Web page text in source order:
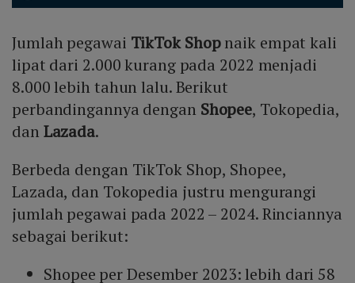
Jumlah pegawai TikTok Shopnaik empat kali
lipat dari 2.000 kurang pada 2022 menjadi
8.000 lebih tahun lalu. Berikut
perbandingannya dengan Shopee, Tokopedia,
dan Lazada.
Berbeda dengan TikTok Shop, Shopee,
Lazada, dan Tokopedia justru mengurangi
jumlah pegawai pada 2022 – 2024. Rinciannya
sebagai berikut:
Shopee per Desember 2023: lebih dari 58